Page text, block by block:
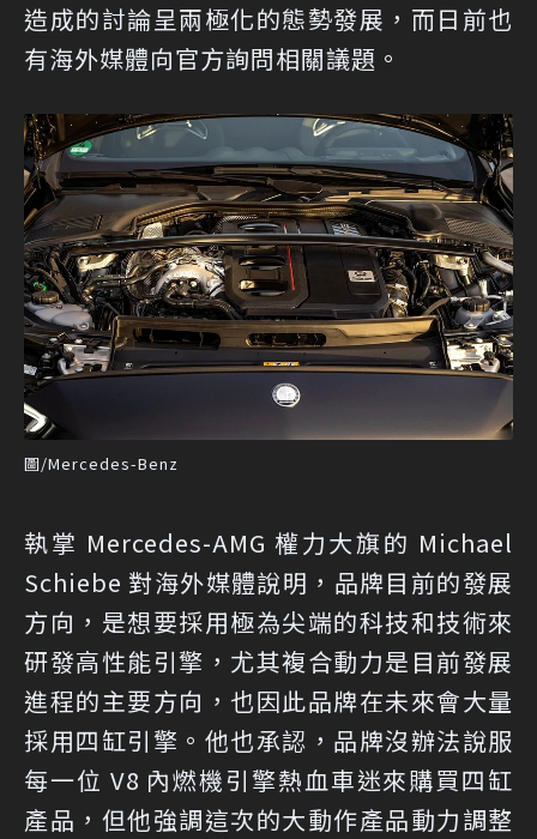
造成的討論呈兩極化的態勢發展，而日前也
有海外媒體向官方詢問相關議題。
圖/Mercedes-Benz
執掌 Mercedes-AMG 權力大旗的 Michael
Schiebe 對海外媒體說明，品牌目前的發展
方向，是想要採用極為尖端的科技和技術來
研發高性能引擎，尤其複合動力是目前發展
進程的主要方向，也因此品牌在未來會大量
採用四缸引擎。他也承認，品牌沒辦法說服
每一位 V8 內燃機引擎熱血車迷來購買四缸
產品，但他強調這次的大動作產品動力調整